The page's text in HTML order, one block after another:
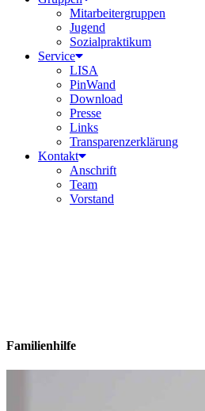
Mitarbeitergruppen
Jugend
Sozialpraktikum
Service
LISA
PinWand
Download
Presse
Links
Transparenzerklärung
Kontakt
Anschrift
Team
Vorstand
Familienhilfe